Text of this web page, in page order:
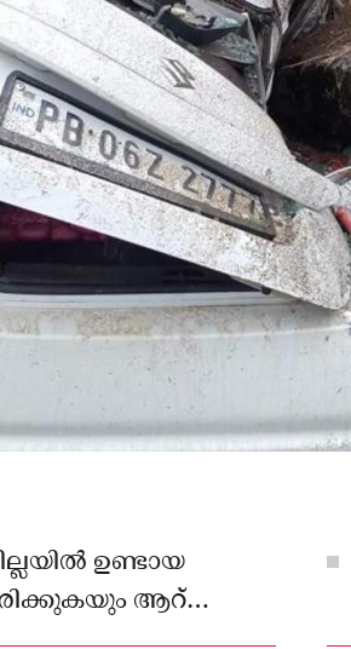
ഉണ്ടായ
മരിക്കുകയും ആറ്
ചെയ്തു.